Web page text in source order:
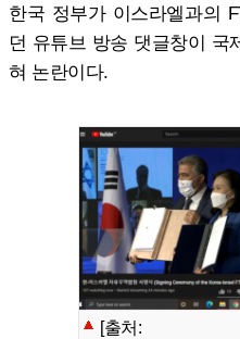
한국 정부가 이스라엘과의
던 유튜브 방송 댓글창이 국
혀 논란이다.
[출처: